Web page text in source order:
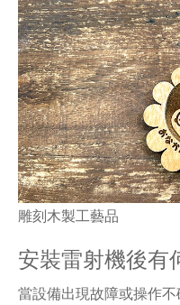
雕刻木製工藝品
安裝雷射機後有
當設備出現故障或操作